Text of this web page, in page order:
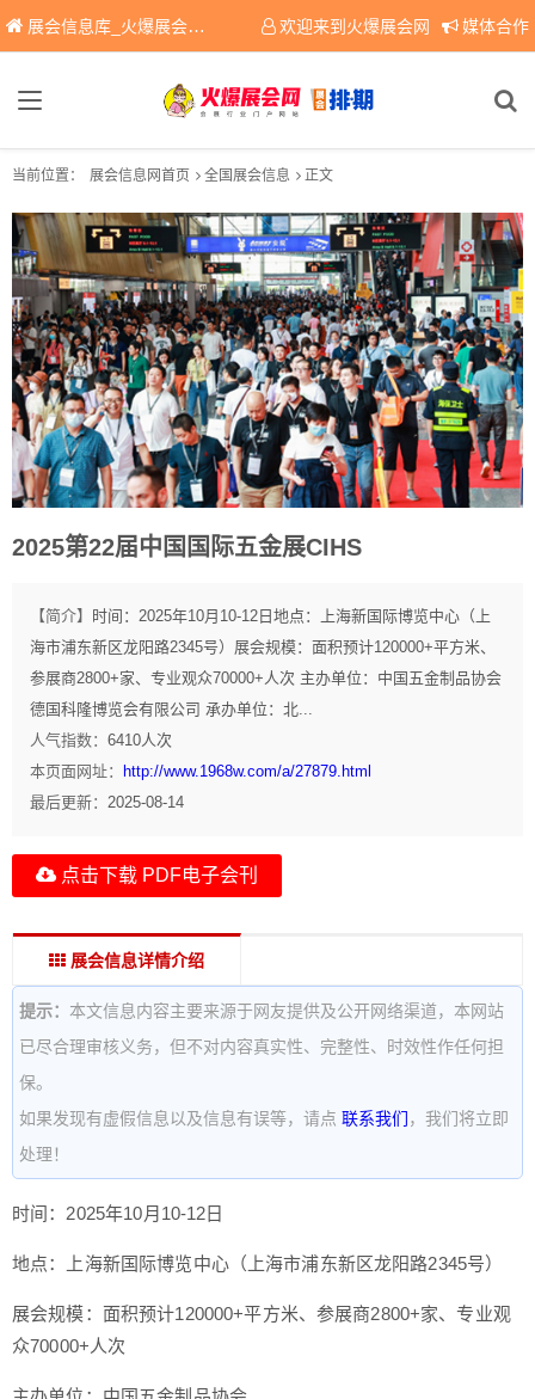
展会信息库_火爆展会网免费展会信息查询平台，提供专业会展服务！ 欢迎来到火爆展会网 媒体合作
当前位置： 展会信息网首页 全国展会信息 正文
2025第22届中国国际五金展CIHS
【简介】
时间：2025年10月10-12日地点：上海新国际博览中心（上
海市浦东新区龙阳路2345号）展会规模：面积预计120000+平方米、
参展商2800+家、专业观众70000+人次 主办单位：中国五金制品协会
德国科隆博览会有限公司 承办单位：北...
人气指数： 6410人次
本页面网址：
http://www.1968w.com/a/27879.html
最后更新： 2025-08-14
点击下载 PDF电子会刊
展会信息详情介绍
提示： 本文信息内容主要来源于网友提供及公开网络渠道，本网站
已尽合理审核义务，但不对内容真实性、完整性、时效性作任何担
保。
如果发现有虚假信息以及信息有误等，请点 联系我们 ，我们将立即
处理！
时间：2025年10月10-12日
地点：上海新国际博览中心（上海市浦东新区龙阳路2345号）
展会规模：面积预计120000+平方米、参展商2800+家、专业观
众70000+人次